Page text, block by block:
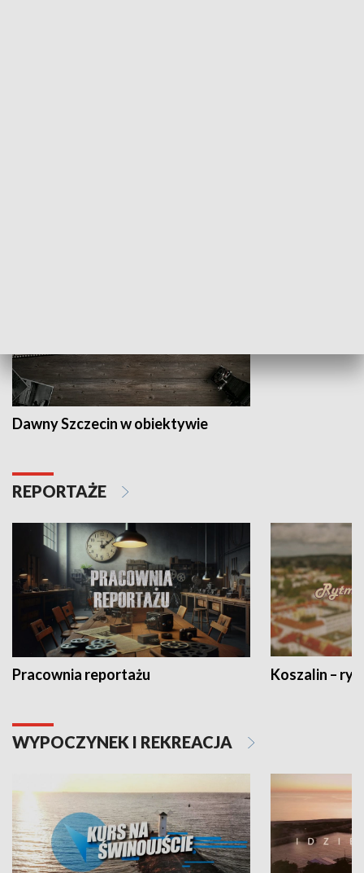
Dawny Szczecin w obiektywie
REPORTAŻE
Pracownia reportażu Koszalin –
WYPOCZYNEK I REKREACJA